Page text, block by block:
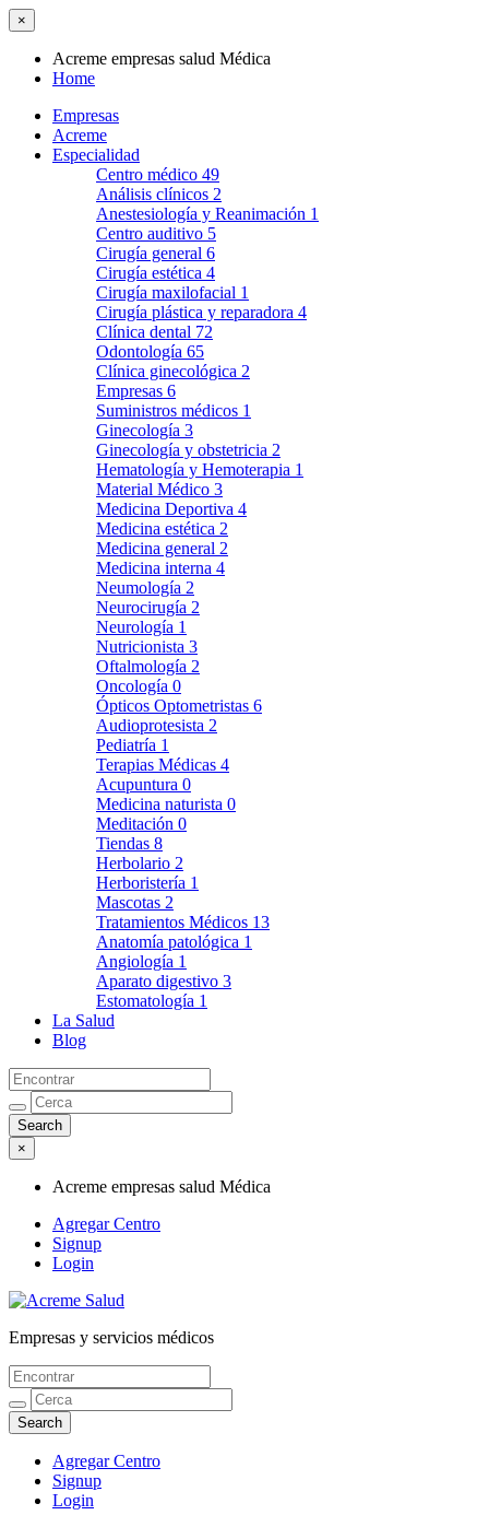
×
Acreme empresas salud Médica
Home
Empresas
Acreme
Especialidad
Centro médico 49
Análisis clínicos 2
Anestesiología y Reanimación 1
Centro auditivo 5
Cirugía general 6
Cirugía estética 4
Cirugía maxilofacial 1
Cirugía plástica y reparadora 4
Clínica dental 72
Odontología 65
Clínica ginecológica 2
Empresas 6
Suministros médicos 1
Ginecología 3
Ginecología y obstetricia 2
Hematología y Hemoterapia 1
Material Médico 3
Medicina Deportiva 4
Medicina estética 2
Medicina general 2
Medicina interna 4
Neumología 2
Neurocirugía 2
Neurología 1
Nutricionista 3
Oftalmología 2
Oncología 0
Ópticos Optometristas 6
Audioprotesista 2
Pediatría 1
Terapias Médicas 4
Acupuntura 0
Medicina naturista 0
Meditación 0
Tiendas 8
Herbolario 2
Herboristería 1
Mascotas 2
Tratamientos Médicos 13
Anatomía patológica 1
Angiología 1
Aparato digestivo 3
Estomatología 1
La Salud
Blog
×
Acreme empresas salud Médica
Agregar Centro
Signup
Login
Acreme empresas salud Médica
Empresas y servicios médicos
Agregar Centro
Signup
Login